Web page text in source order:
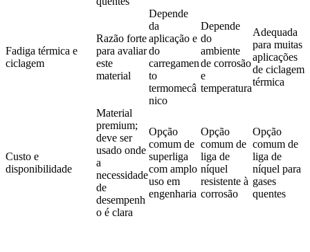
Fadiga térmica e
ciclagem
Razão forte
para avaliar
este
material
Depende
da
aplicação e
do
carregamen
to
termomecâ
nico
Depende
do
ambiente
de corrosão
e
temperatura
Adequada
para muitas
aplicações
de ciclagem
térmica
Custo e
disponibilidade
Material
premium;
deve ser
usado onde
a
necessidade
de
desempenh
o é clara
Opção
comum de
superliga
com amplo
uso em
engenharia
Opção
comum de
liga de
níquel
resistente à
corrosão
Opção
comum de
liga de
níquel para
gases
quentes